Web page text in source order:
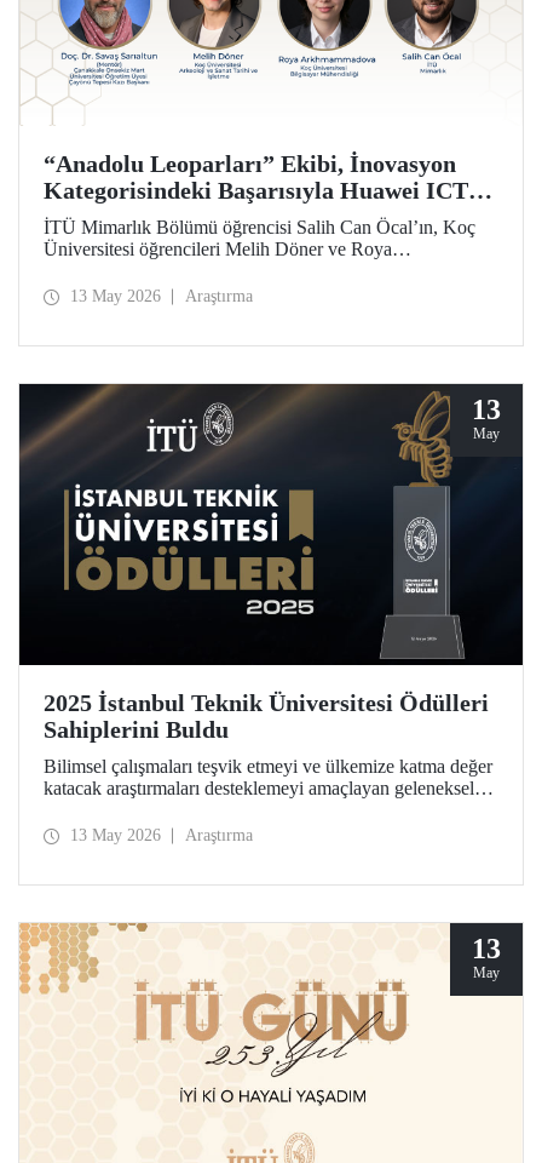
“Anadolu Leoparları” Ekibi, İnovasyon
Kategorisindeki Başarısıyla Huawei ICT
Competition 2026’nın Çin’deki Küresel
Finalinde!
İTÜ Mimarlık Bölümü öğrencisi Salih Can Öcal’ın, Koç
Üniversitesi öğrencileri Melih Döner ve Roya
ekibi, “Çayönü AI-VR Experience” isimli projesiyle
13 May 2026 Araştırma
13
May
2025 İstanbul Teknik Üniversitesi Ödülleri
Sahiplerini Buldu
Bilimsel çalışmaları teşvik etmeyi ve ülkemize katma değer
katacak araştırmaları desteklemeyi amaçlayan geleneksel
isimler, Ayazağa Yerleşkemizdeki törende onurlandırıldı.
13 May 2026 Araştırma
13
May